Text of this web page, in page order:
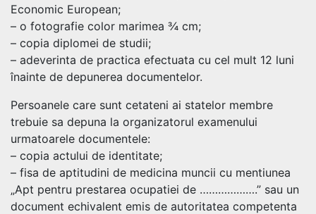
Economic European;
– o fotografie color marimea ¾ cm;
– copia diplomei de studii;
– adeverinta de practica efectuata cu cel mult 12 luni
înainte de depunerea documentelor.
Persoanele care sunt cetateni ai statelor membre
trebuie sa depuna la organizatorul examenului
urmatoarele documentele:
– copia actului de identitate;
– fisa de aptitudini de medicina muncii cu mentiunea
„Apt pentru prestarea ocupatiei de ……………….” sau un
document echivalent emis de autoritatea competenta